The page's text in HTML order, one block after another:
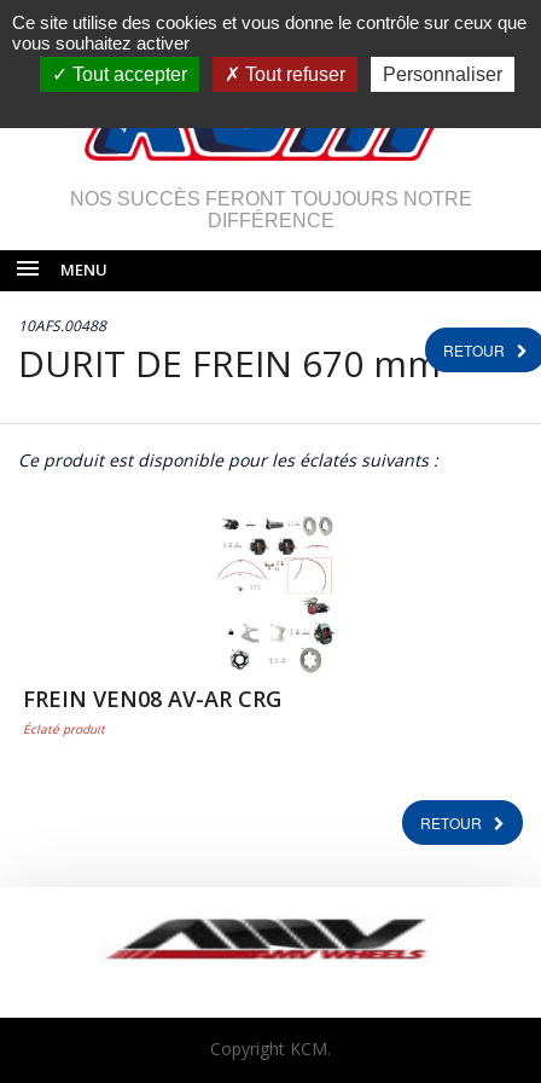
NOS SUCCÈS FERONT TOUJOURS NOTRE
DIFFÉRENCE
MENU
RETOUR
10AFS.00488
DURIT DE FREIN 670 mm
Ce produit est disponible pour les éclatés suivants :
FREIN VEN08 AV-AR CRG
Éclaté produit
RETOUR
Copyright KCM.
Ce site utilise des cookies et vous donne le contrôle sur ceux que
vous souhaitez activer
Tout accepter
Tout refuser Personnaliser